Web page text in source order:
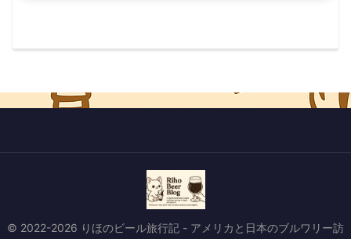
© 2022-2026 りほのビール旅行記 - アメリカと日本のブルワリー訪